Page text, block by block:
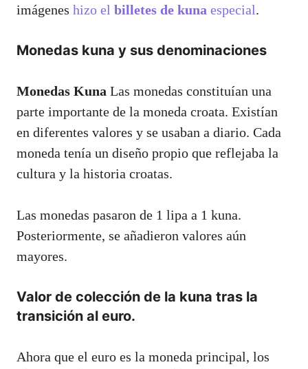
imágenes hizo el billetes de kuna especial.
Monedas kuna y sus denominaciones
Monedas Kuna Las monedas constituían una
parte importante de la moneda croata. Existían
en diferentes valores y se usaban a diario. Cada
moneda tenía un diseño propio que reflejaba la
cultura y la historia croatas.
Las monedas pasaron de 1 lipa a 1 kuna.
Posteriormente, se añadieron valores aún
mayores.
Valor de colección de la kuna tras la
transición al euro.
Ahora que el euro es la moneda principal, los